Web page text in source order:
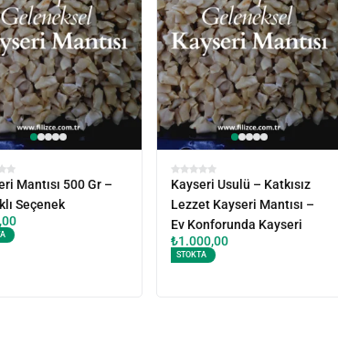
Mantısı 500 Gr –
Seçenek
Kayseri Usulü – Katkısız
Lezzet Kayseri Mantısı –
Ev Konforunda Kayseri
₺1.000,00
STOKTA